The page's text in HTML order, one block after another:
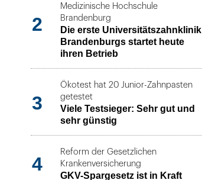
2
Medizinische Hochschule
Brandenburg
Die erste Universitätszahnklinik
Brandenburgs startet heute
ihren Betrieb
3
Ökotest hat 20 Junior-Zahnpasten
getestet
Viele Testsieger: Sehr gut und
sehr günstig
4
Reform der Gesetzlichen
Krankenversicherung
GKV-Spargesetz ist in Kraft